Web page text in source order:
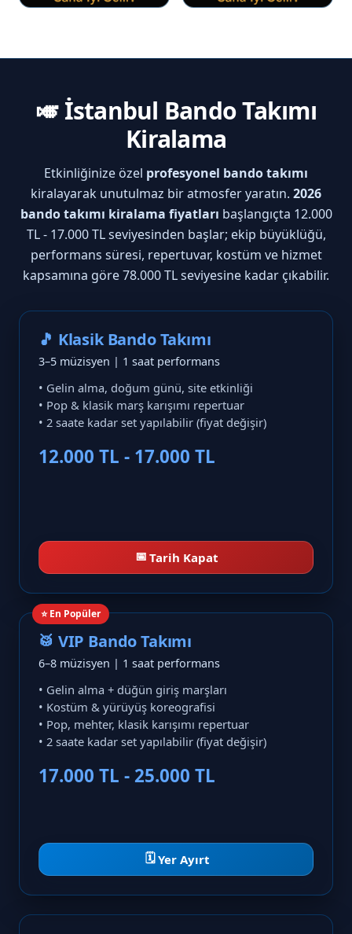
🎺 İstanbul Bando Takımı
Kiralama
Etkinliğinize özel profesyonel bando takımı
kiralayarak unutulmaz bir atmosfer yaratın. 2026
bando takımı kiralama fiyatları başlangıçta 12.000
TL - 17.000 TL seviyesinden başlar; ekip büyüklüğü,
performans süresi, repertuvar, kostüm ve hizmet
kapsamına göre 78.000 TL seviyesine kadar çıkabilir.
🎵 Klasik Bando Takımı
3–5 müzisyen | 1 saat performans
• Gelin alma, doğum günü, site etkinliği
• Pop & klasik marş karışımı repertuar
• 2 saate kadar set yapılabilir (fiyat değişir)
12.000 TL - 17.000 TL
📅 Tarih Kapat
⭐ En Popüler
🥁 VIP Bando Takımı
6–8 müzisyen | 1 saat performans
• Gelin alma + düğün giriş marşları
• Kostüm & yürüyüş koreografisi
• Pop, mehter, klasik karışımı repertuar
• 2 saate kadar set yapılabilir (fiyat değişir)
17.000 TL - 25.000 TL
🗓️ Yer Ayırt